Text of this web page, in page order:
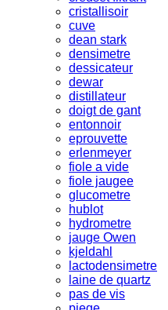
cristallisoir
cuve
dean stark
densimetre
dessicateur
dewar
distillateur
doigt de gant
entonnoir
eprouvette
erlenmeyer
fiole a vide
fiole jaugee
glucometre
hublot
hydrometre
jauge Owen
kjeldahl
lactodensimetre
laine de quartz
pas de vis